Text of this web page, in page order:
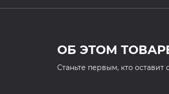
ОБ ЭТОМ
Cтаньте первым, кто оставит